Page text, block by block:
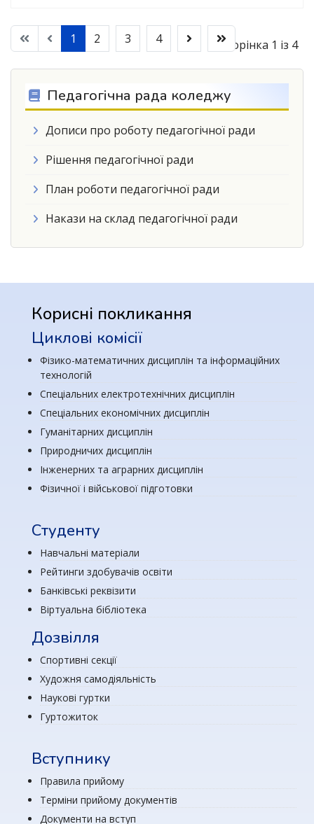
Сторінка 1 із 4
1 2 3 4
Педагогічна рада коледжу
Дописи про роботу педагогічної ради
Рішення педагогічної ради
План роботи педагогічної ради
Накази на склад педагогічної ради
Корисні покликання
Циклові комісії
Фізико-математичних дисциплін та інформаційних
технологій
Спеціальних електротехнічних дисциплін
Спеціальних економічних дисциплін
Гуманітарних дисциплін
Природничих дисциплін
Інженерних та аграрних дисциплін
Фізичної і військової підготовки
Студенту
Навчальні матеріали
Рейтинги здобувачів освіти
Банківські реквізити
Віртуальна бібліотека
Дозвілля
Спортивні секції
Художня самодіяльність
Наукові гуртки
Гуртожиток
Вступнику
Правила прийому
Терміни прийому документів
Документи на вступ